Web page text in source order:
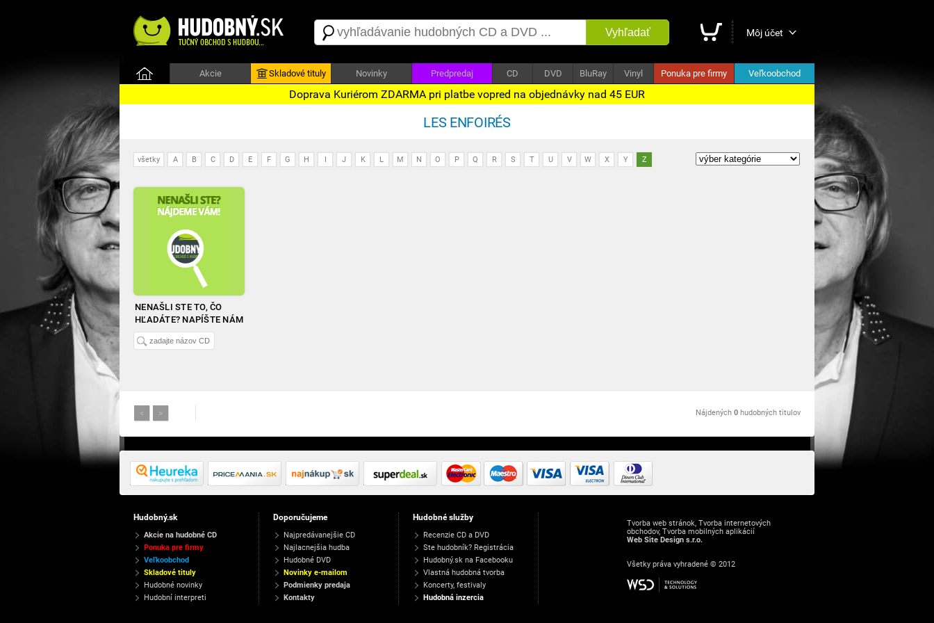
Vyhľadať Môj účet
Akcie Skladové tituly Novinky Predpredaj CD DVD BluRay Vinyl Ponuka pre firmy Veľkoobchod
Doprava Kuriérom ZDARMA pri platbe vopred na objednávky nad 45 EUR
LES ENFOIRÉS
všetky A B C D E F G H I J K L M N O P Q R S T U V W X Y Z
NENAŠLI STE TO, ČO
HĽADÁTE? NAPÍŠTE NÁM
< > Nájdených 0 hudobných titulov
Hudobný.sk
Akcie na hudobné CD
Ponuka pre firmy
Veľkoobchod
Skladové tituly
Hudobné novinky
Hudobní interpreti
Doporučujeme
Najpredávanejšie CD
Najlacnejšia hudba
Hudobné DVD
Novinky e-mailom
Podmienky predaja
Kontakty
Hudobné služby
Recenzie CD a DVD
Ste hudobník? Registrácia
Hudobný.sk na Facebooku
Vlastná hudobná tvorba
Koncerty, festivaly
Hudobná inzercia
Tvorba web stránok, Tvorba internetových
obchodov, Tvorba mobilných aplikácií
Web Site Design s.r.o.
Všetky práva vyhradené © 2012